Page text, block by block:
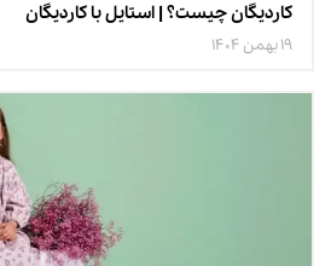
کاردیگان چیست؟ | استایل با کاردیگان
19 بهمن 1404